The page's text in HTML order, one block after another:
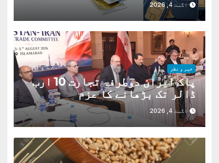
اگست 4, 2026
خبر و نظر
پاک ایران دوطرفہ تجارت 10 ارب
ڈالر تک بڑھانے کا عزم
اگست 4, 2026